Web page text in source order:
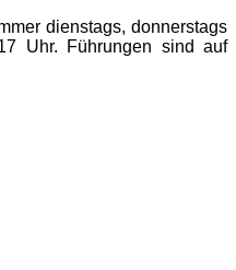
dienstags, donnerstags
Uhr. Führungen sind auf